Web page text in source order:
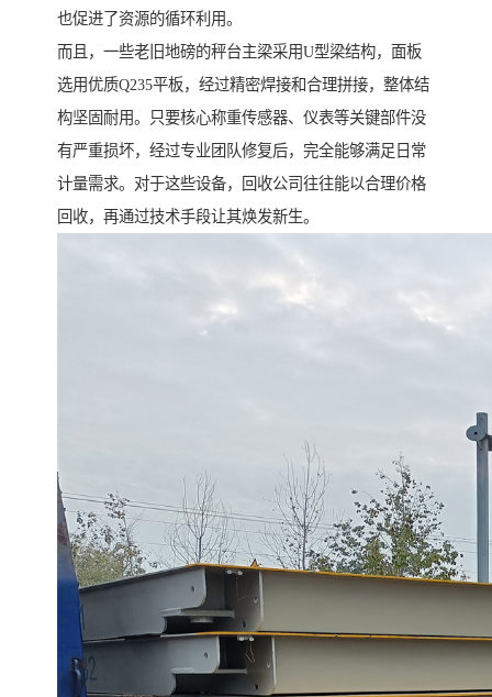
也促进了资源的循环利用。
而且，一些老旧地磅的秤台主梁采用U型梁结构，面板
选用优质Q235平板，经过精密焊接和合理拼接，整体结
构坚固耐用。只要核心称重传感器、仪表等关键部件没
有严重损坏，经过专业团队修复后，完全能够满足日常
计量需求。对于这些设备，回收公司往往能以合理价格
回收，再通过技术手段让其焕发新生。